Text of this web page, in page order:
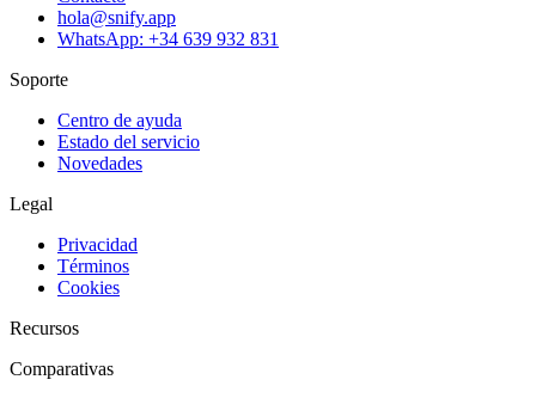
hola@snify.app
WhatsApp: +34 639 932 831
Soporte
Centro de ayuda
Estado del servicio
Novedades
Legal
Privacidad
Términos
Cookies
Recursos
Comparativas